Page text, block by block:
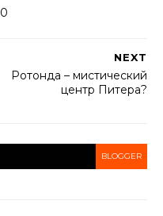
NEXT
Ротонда – мистический
центр Питера?
BLOGGER